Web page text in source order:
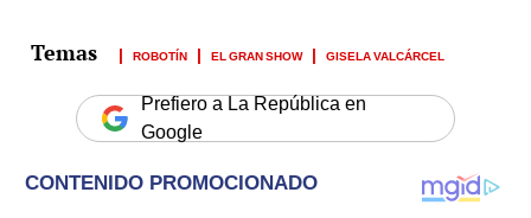
ROBOTÍN EL GRAN SHOW GISELA VALCÁRCEL
Prefiero a La República en
Google